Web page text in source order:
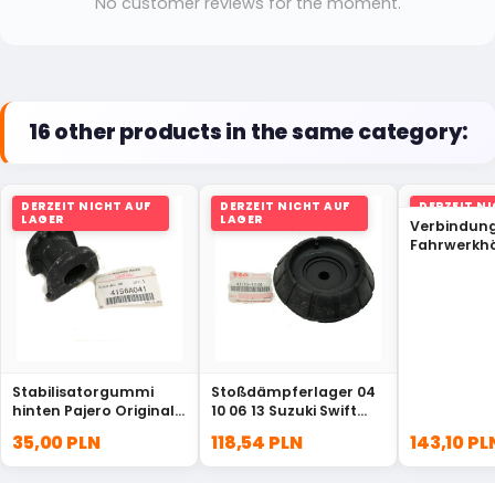
16 other products in the same category:
DERZEIT NICHT AUF
LAGER
Stabilisatorgummi
hinten Pajero Original
35,00 PLN
DERZEIT NICHT AUF
LAGER
Stoßdämpferlager 04
10 06 13 Suzuki Swift
118,54 PLN
DERZEIT
LAGER
143,10